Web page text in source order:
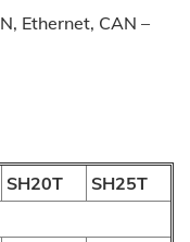
Ethernet, CAN –
SH20T
SH25T